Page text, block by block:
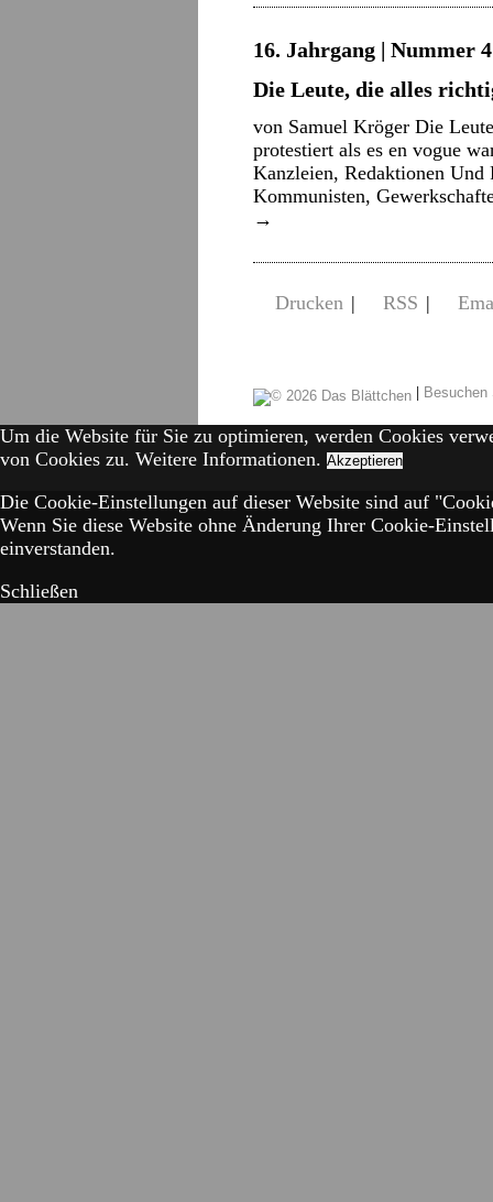
16. Jahrgang | Nummer
Die Leute, die alles
von Samuel Kröger Die
protestiert als es en vogue
Kanzleien, Redaktionen Und
Kommunisten,
→
Drucken | RSS |
|
Um die Website für Sie zu optimieren, werden Cookies
von Cookies zu. Weitere Informationen. Akzeptieren
Die Cookie-Einstellungen auf dieser Website sind auf
Wenn Sie diese Website ohne Änderung Ihrer Cookie-
einverstanden.
Schließen